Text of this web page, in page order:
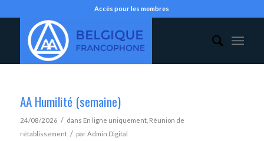
Accès pour les membres
AA Humilité (semaine)
24/08/2026 / dans En ligne uniquement, Réunion de
rétablissement / parAdmin Digital